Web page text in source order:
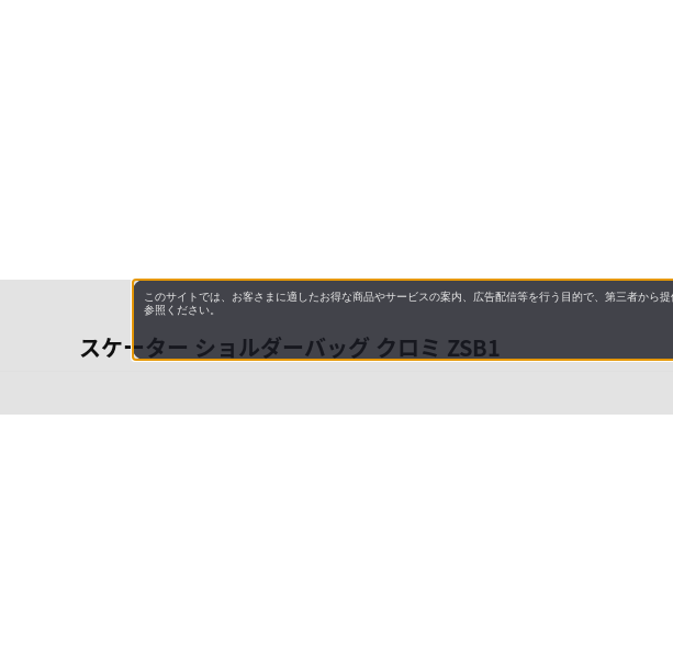
スケーター ショルダーバッグ クロミ ZSB1
このサイトでは、お客さまに適したお得な商品やサービスの案内、広告配信等を行う目的で、第三者か
参照ください。